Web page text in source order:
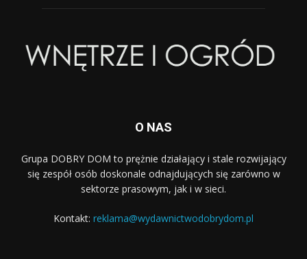
O NAS
Grupa DOBRY DOM to prężnie działający i stale rozwijający
się zespół osób doskonale odnajdujących się zarówno w
sektorze prasowym, jak i w sieci.
Kontakt: reklama@wydawnictwodobrydom.pl